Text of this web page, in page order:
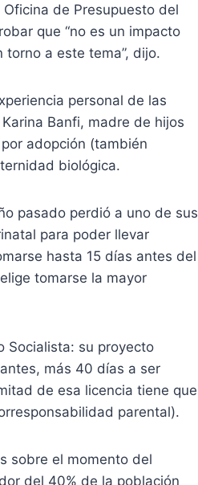
de Presupuesto del
que “no es un impacto
torno a este tema”, dijo.
personal de las
Banfi, madre de hijos
adopción (también
biológica.
pasado perdió a uno de sus
para poder llevar
hasta 15 días antes del
tomarse la mayor
Socialista: su proyecto
más 40 días a ser
de esa licencia tiene que
parental).
sobre el momento del
del 40% de la población